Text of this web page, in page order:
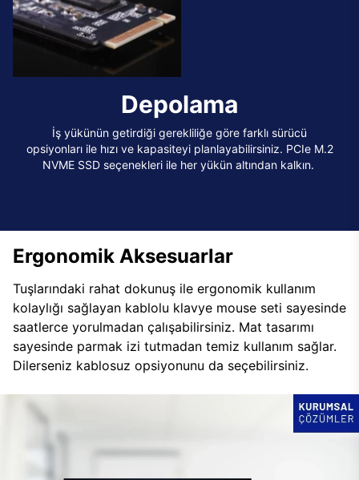
Depolama
İş yükünün getirdiği gerekliliğe göre farklı sürücü
opsiyonları ile hızı ve kapasiteyi planlayabilirsiniz. PCIe M.2
NVME SSD seçenekleri ile her yükün altından kalkın.
Ergonomik Aksesuarlar
Tuşlarındaki rahat dokunuş ile ergonomik kullanım
kolaylığı sağlayan kablolu klavye mouse seti sayesinde
saatlerce yorulmadan çalışabilirsiniz. Mat tasarımı
sayesinde parmak izi tutmadan temiz kullanım sağlar.
Dilerseniz kablosuz opsiyonunu da seçebilirsiniz.